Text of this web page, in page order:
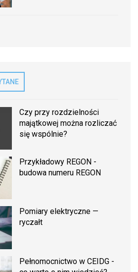
Czy przy rozdzielności
majątkowej można rozliczać
się wspólnie?
Przykładowy REGON -
budowa numeru REGON
Pomiary elektryczne —
ryczałt
Pełnomocnictwo w CEIDG -